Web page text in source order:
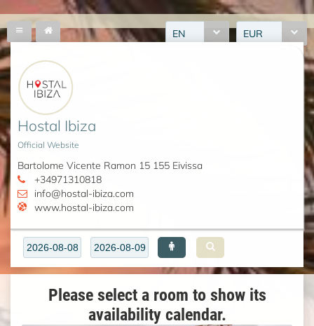
EN EUR
Hostal Ibiza
Official Website
Bartolome Vicente Ramon 15 155 Eivissa
+34971310818
info@hostal-ibiza.com
www.hostal-ibiza.com
Please select a room to show its
availability calendar.